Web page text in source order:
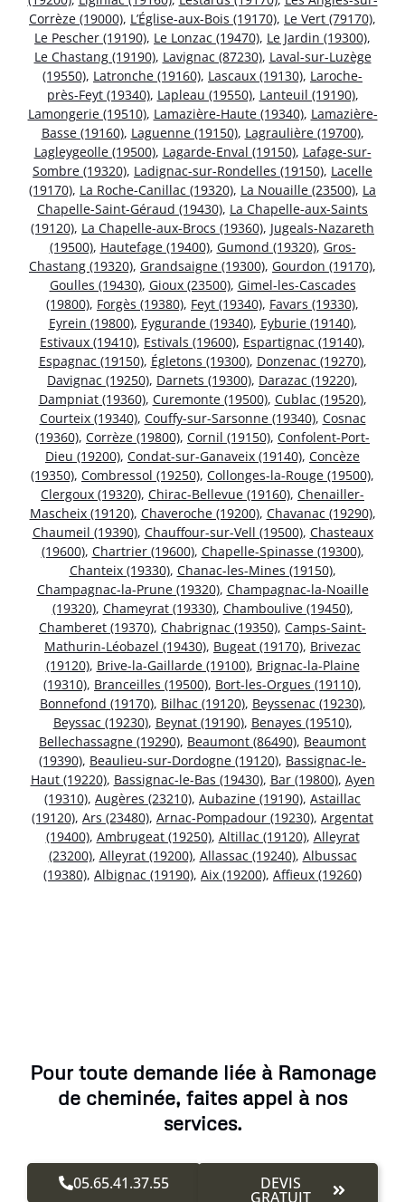
Corrèze (19000), L’Église-aux-Bois (19170), Le Vert (79170),
Le Pescher (19190), Le Lonzac (19470), Le Jardin (19300),
Le Chastang (19190), Lavignac (87230), Laval-sur-Luzège
(19550), Latronche (19160), Lascaux (19130), Laroche-
près-Feyt (19340), Lapleau (19550), Lanteuil (19190),
Lamongerie (19510), Lamazière-Haute (19340), Lamazière-
Basse (19160), Laguenne (19150), Lagraulière (19700),
Lagleygeolle (19500), Lagarde-Enval (19150), Lafage-sur-
Sombre (19320), Ladignac-sur-Rondelles (19150), Lacelle
(19170), La Roche-Canillac (19320), La Nouaille (23500), La
Chapelle-Saint-Géraud (19430), La Chapelle-aux-Saints
(19120), La Chapelle-aux-Brocs (19360), Jugeals-Nazareth
(19500), Hautefage (19400), Gumond (19320), Gros-
Chastang (19320), Grandsaigne (19300), Gourdon (19170),
Goulles (19430), Gioux (23500), Gimel-les-Cascades
(19800), Forgès (19380), Feyt (19340), Favars (19330),
Eyrein (19800), Eygurande (19340), Eyburie (19140),
Estivaux (19410), Estivals (19600), Espartignac (19140),
Espagnac (19150), Égletons (19300), Donzenac (19270),
Davignac (19250), Darnets (19300), Darazac (19220),
Dampniat (19360), Curemonte (19500), Cublac (19520),
Courteix (19340), Couffy-sur-Sarsonne (19340), Cosnac
(19360), Corrèze (19800), Cornil (19150), Confolent-Port-
Dieu (19200), Condat-sur-Ganaveix (19140), Concèze
(19350), Combressol (19250), Collonges-la-Rouge (19500),
Clergoux (19320), Chirac-Bellevue (19160), Chenailler-
Mascheix (19120), Chaveroche (19200), Chavanac (19290),
Chaumeil (19390), Chauffour-sur-Vell (19500), Chasteaux
(19600), Chartrier (19600), Chapelle-Spinasse (19300),
Chanteix (19330), Chanac-les-Mines (19150),
Champagnac-la-Prune (19320), Champagnac-la-Noaille
(19320), Chameyrat (19330), Chamboulive (19450),
Chamberet (19370), Chabrignac (19350), Camps-Saint-
Mathurin-Léobazel (19430), Bugeat (19170), Brivezac
(19120), Brive-la-Gaillarde (19100), Brignac-la-Plaine
(19310), Branceilles (19500), Bort-les-Orgues (19110),
Bonnefond (19170), Bilhac (19120), Beyssenac (19230),
Beyssac (19230), Beynat (19190), Benayes (19510),
Bellechassagne (19290), Beaumont (86490), Beaumont
(19390), Beaulieu-sur-Dordogne (19120), Bassignac-le-
Haut (19220), Bassignac-le-Bas (19430), Bar (19800), Ayen
(19310), Augères (23210), Aubazine (19190), Astaillac
(19120), Ars (23480), Arnac-Pompadour (19230), Argentat
(19400), Ambrugeat (19250), Altillac (19120), Alleyrat
(23200), Alleyrat (19200), Allassac (19240), Albussac
(19380), Albignac (19190), Aix (19200), Affieux (19260)
Pour toute demande liée à Ramonage
de cheminée, faites appel à nos
services.
05.65.41.37.55 DEVIS
GRATUIT